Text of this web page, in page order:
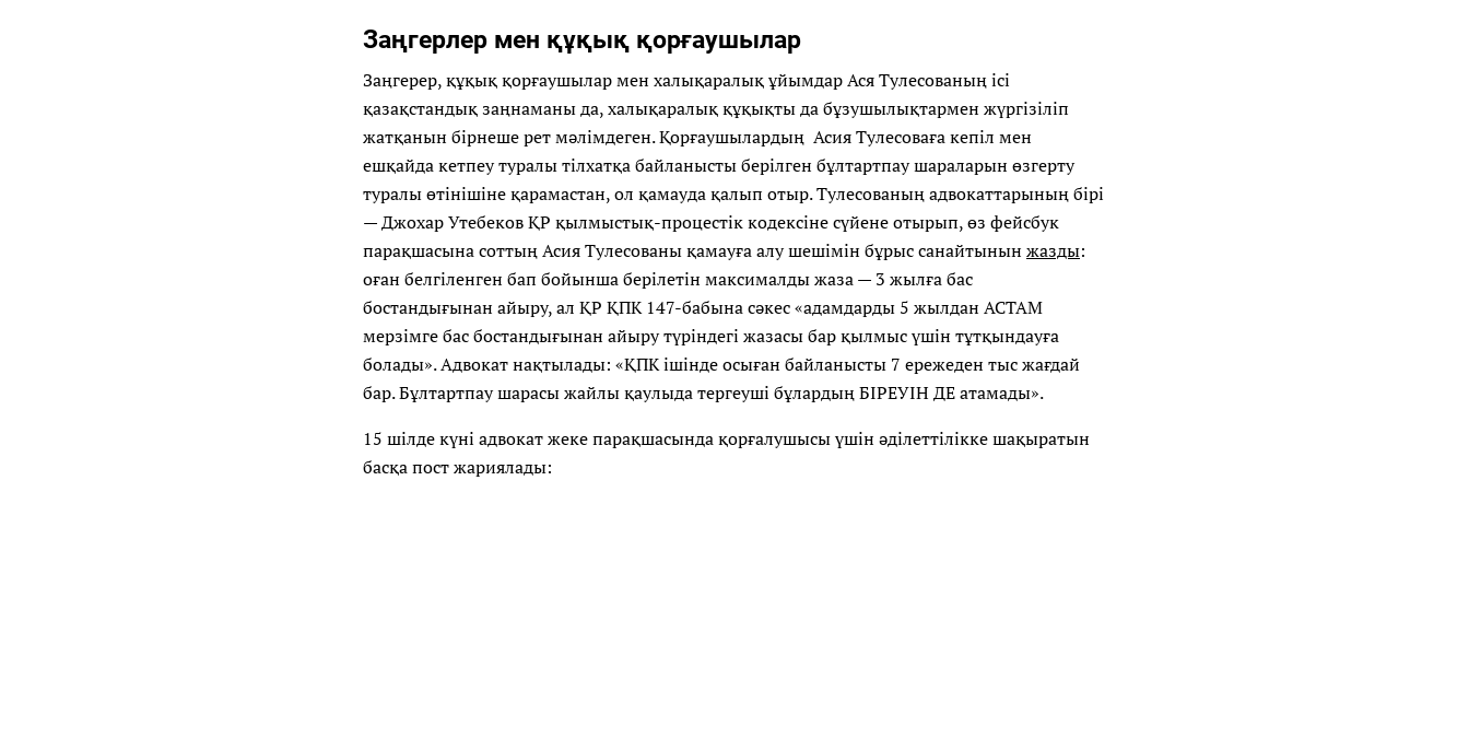
Заңгерлер мен құқық қорғаушылар
Заңгерер, құқық қорғаушылар мен халықаралық ұйымдар Ася Тулесованың ісі
қазақстандық заңнаманы да, халықаралық құқықты да бұзушылықтармен жүргізіліп
жатқанын бірнеше рет мәлімдеген. Қорғаушылардың Асия Тулесоваға кепіл мен
ешқайда кетпеу туралы тілхатқа байланысты берілген бұлтартпау шараларын өзгерту
туралы өтінішіне қарамастан, ол қамауда қалып отыр. Тулесованың адвокаттарының бірі
— Джохар Утебеков ҚР қылмыстық-процестік кодексіне сүйене отырып, өз фейсбук
парақшасына соттың Асия Тулесованы қамауға алу шешімін бұрыс санайтынын жазды:
оған белгіленген бап бойынша берілетін максималды жаза — 3 жылға бас
бостандығынан айыру, ал ҚР ҚПК 147-бабына сәкес «адамдарды 5 жылдан АСТАМ
мерзімге бас бостандығынан айыру түріндегі жазасы бар қылмыс үшін тұтқындауға
болады». Адвокат нақтылады: «ҚПК ішінде осыған байланысты 7 ережеден тыс жағдай
бар. Бұлтартпау шарасы жайлы қаулыда тергеуші бұлардың БІРЕУІН ДЕ атамады».
15 шілде күні адвокат жеке парақшасында қорғалушысы үшін әділеттілікке шақыратын
басқа пост жариялады: